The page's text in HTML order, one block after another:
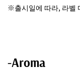
※출시일에 따라, 라벨
-Aroma